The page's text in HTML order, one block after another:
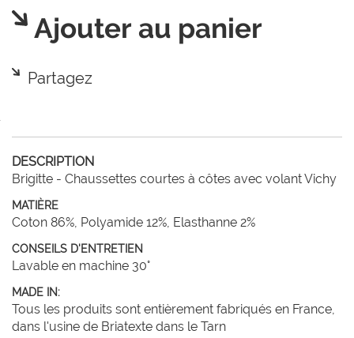
Ajouter au panier
Partagez
DESCRIPTION
Brigitte - Chaussettes courtes à côtes avec volant Vichy
MATIÈRE
Coton 86%, Polyamide 12%, Elasthanne 2%
CONSEILS D'ENTRETIEN
Lavable en machine 30°
MADE IN:
Tous les produits sont entièrement fabriqués en France,
dans l'usine de Briatexte dans le Tarn